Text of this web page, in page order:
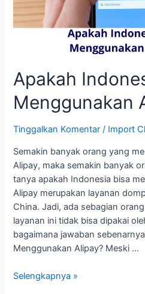
Apakah
Menggunakan
Tinggalkan Komentar / Import
Semakin banyak orang yang
Alipay, maka semakin banyak
tanya apakah Indonesia bisa
Alipay merupakan layanan
China. Jadi, ada sebagian
layanan ini tidak bisa dipakai
bagaimana jawaban
Menggunakan Alipay? Meski …
Apakah
Selengkapnya »